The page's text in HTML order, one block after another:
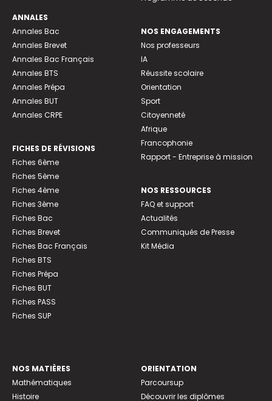
ANNALES
Annales Bac
Annales Brevet
Annales Bac Français
Annales BTS
Annales Prépa
Annales BUT
Annales CRPE
FICHES DE RÉVISIONS
Fiches 6ème
Fiches 5ème
Fiches 4ème
Fiches 3ème
Fiches Bac
Fiches Brevet
Fiches Bac Français
Fiches BTS
Fiches Prépa
Fiches BUT
Fiches PASS
Fiches SUP
NOS ENGAGEMENTS
Nos professeurs
IA
Réussite scolaire
Orientation
Sport
Citoyenneté
Afrique
Francophonie
Rapport - Entreprise à mission
NOS RESSOURCES
FAQ et support
Actualités
Communiqués de Presse
Kit Média
NOS MATIÈRES
Mathématiques
Histoire
ORIENTATION
Parcoursup
Découvrir les diplômes